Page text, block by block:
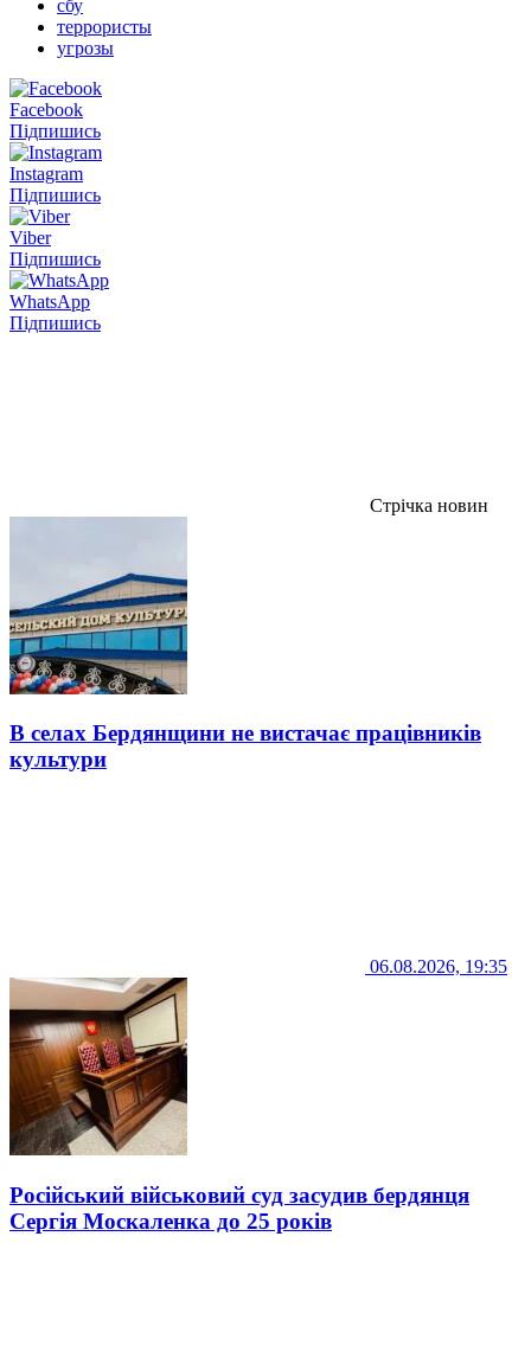
сбу
террористы
угрозы
Facebook
Підпишись
Instagram
Підпишись
Viber
Підпишись
WhatsApp
Підпишись
Стрічка новин
В селах Бердянщини не вистачає працівників
культури
06.08.2026, 19:35
Російський військовий суд засудив бердянця
Сергія Москаленка до 25 років